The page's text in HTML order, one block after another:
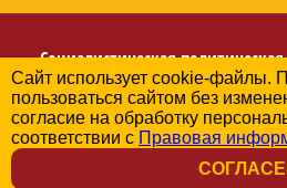
Социалистическая
РОССИЯ
Региональное отделение
© 2006-
Политика в отношении
Сайт использует cookie-файлы.
пользоваться сайтом без
согласие на обработку
соответствии с Правовая